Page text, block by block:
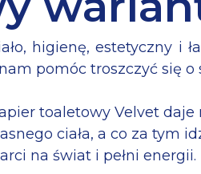
higienę, estetyczny
pomóc troszczyć się
toaletowy Velvet
ciała, a co za tym
na świat i pełni energii.